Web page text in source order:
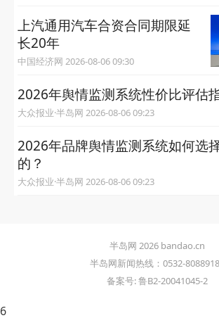
上汽通用汽车合资合同期限延
长20年
中国经济网 2026-08-06 09:30
2026年舆情监测系统性价比评估
大众报业·半岛网 2026-08-06 09:23
2026年品牌舆情监测系统如何选
的？
大众报业·半岛网 2026-08-06 09:23
半岛网 2026 bandao.cn
半岛网新闻热线：0532-
备案号: 鲁B2-20041045-2
6